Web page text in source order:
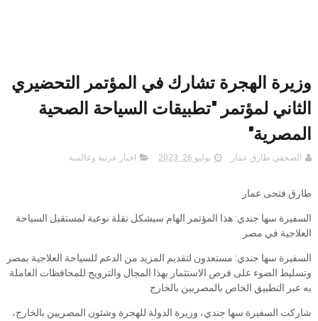
وزيرة الهجرة تشارك في المؤتمر التحضيري
الثاني لمؤتمر "تطبيقات السياحة الصحية
المصرية"
الصحفي طارق عمار يوليو 26, 2023 اخبار عربية وعالمية
طارق فتحى عمار
السفيرة سها جندي: هذا المؤتمر الهام سيشكل نقلة نوعية لمستقبل السياحة
العلاجية في مصر
السفيرة سها جندي: مستعدون لتقديم المزيد من الدعم للسياحة العلاجية بمصر
وتسليط الضوء على فرص الاستثمار بهذا المجال والترويج للمحافظات العاملة
به عبر التطبيق الخاص بالمصريين بالخارج
شاركت السفيرة سها جندي، وزيرة الدولة للهجرة وشئون المصريين بالخارج،